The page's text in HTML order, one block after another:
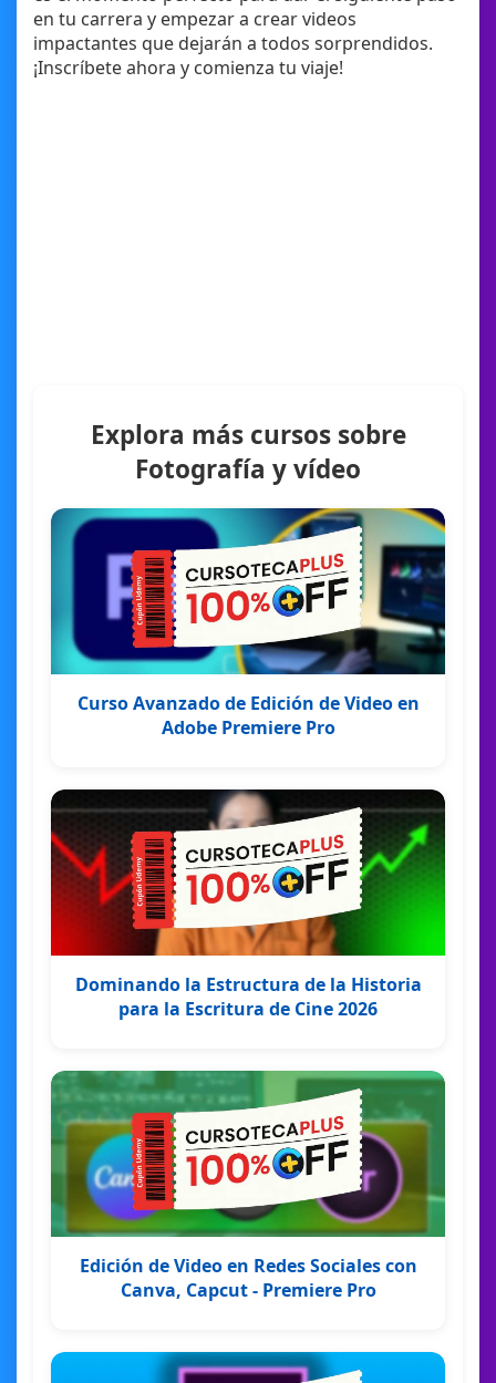
en tu carrera y empezar a crear videos
impactantes que dejarán a todos sorprendidos.
¡Inscríbete ahora y comienza tu viaje!
Explora más cursos sobre
Fotografía y vídeo
Curso Avanzado de Edición de Video en
Adobe Premiere Pro
Dominando la Estructura de la Historia
para la Escritura de Cine 2026
Edición de Video en Redes Sociales con
Canva, Capcut - Premiere Pro